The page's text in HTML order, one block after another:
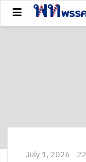
July 1, 2026 -